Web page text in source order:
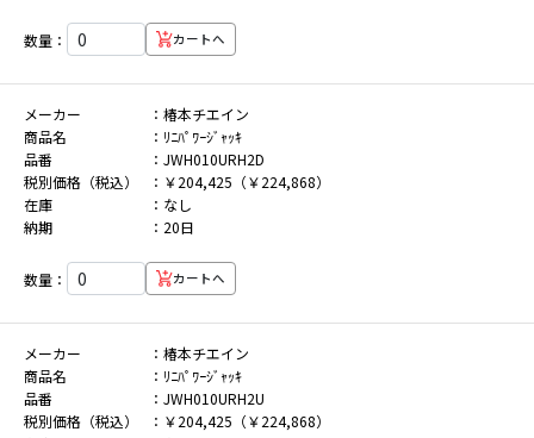
数量： カートへ
メーカー
椿本チエイン
商品名
ﾘﾆﾊﾟﾜｰｼﾞｬｯｷ
品番
JWH010URH2D
税別価格（税込）
￥204,425（￥224,868）
在庫
なし
納期
20日
数量： カートへ
メーカー
椿本チエイン
商品名
ﾘﾆﾊﾟﾜｰｼﾞｬｯｷ
品番
JWH010URH2U
税別価格（税込）
￥204,425（￥224,868）